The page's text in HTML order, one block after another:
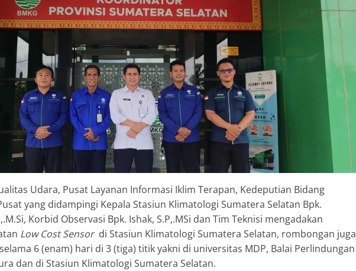
Udara, Pusat Layanan Informasi Iklim Terapan, Kedeputian Bidang
yang didampingi Kepala Stasiun Klimatologi Sumatera Selatan Bpk.
Korbid Observasi Bpk. Ishak, S.P,.MSi dan Tim Teknisi mengadakan
Low Cost Sensor di Stasiun Klimatologi Sumatera Selatan, rombongan juga
selama 6 (enam) hari di 3 (tiga) titik yakni di universitas MDP, Balai Perlindungan
dan di Stasiun Klimatologi Sumatera Selatan.